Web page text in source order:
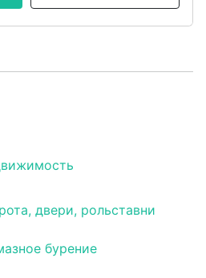
двери, рольставни
бурение